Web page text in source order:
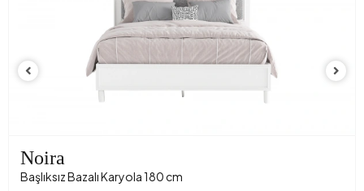
Noira
Başlıksız Bazalı Karyola 180 cm